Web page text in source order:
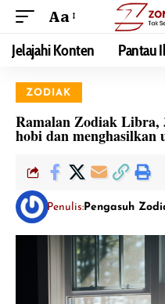
Aa
Jelajahi Konten Pantau
ZODIAK
Ramalan Zodiak Libra,
hobi dan menghasilkan
Penulis: Pengasuh